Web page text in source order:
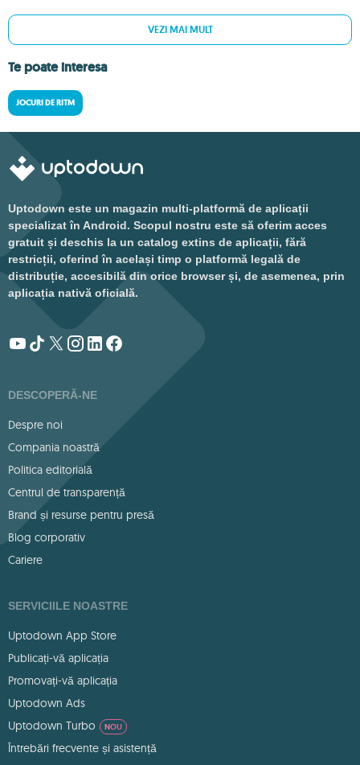
VEZI MAI MULT
Te poate interesa
JOCURI DE RITM
Uptodown este un magazin multi-platformă de aplicații
specializat în Android. Scopul nostru este să oferim acces
gratuit și deschis la un catalog extins de aplicații, fără
restricții, oferind în același timp o platformă legală de
distribuție, accesibilă din orice browser și, de asemenea, prin
aplicația nativă oficială.
DESCOPERĂ-NE
Despre noi
Compania noastră
Politica editorială
Centrul de transparență
Brand și resurse pentru presă
Blog corporativ
Cariere
SERVICIILE NOASTRE
Uptodown App Store
Publicați-vă aplicația
Promovați-vă aplicația
Uptodown Ads
Uptodown Turbo
NOU
Întrebări frecvente și asistență